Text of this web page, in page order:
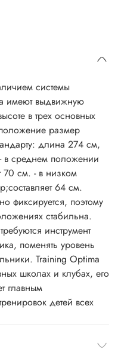
системы
имеют выдвижную
в трех основных
размер
длина 274 см,
среднем положении
70 см. - в низком
64 см.
фиксируется, поэтому
стабильна.
инструмент
поменять уровень
Training Optima
школах и клубах, его
главным
детей всех